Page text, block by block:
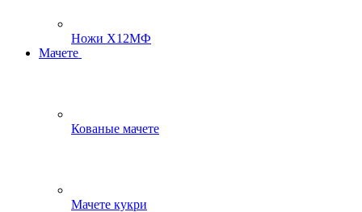
Ножи Х12МФ
Мачете
Кованые мачете
Мачете кукри